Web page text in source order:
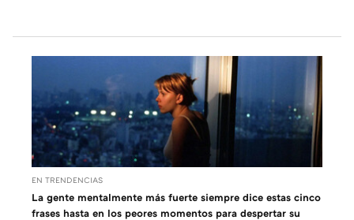
EN TRENDENCIAS
La gente mentalmente más fuerte siempre dice estas cinco
frases hasta en los peores momentos para despertar su